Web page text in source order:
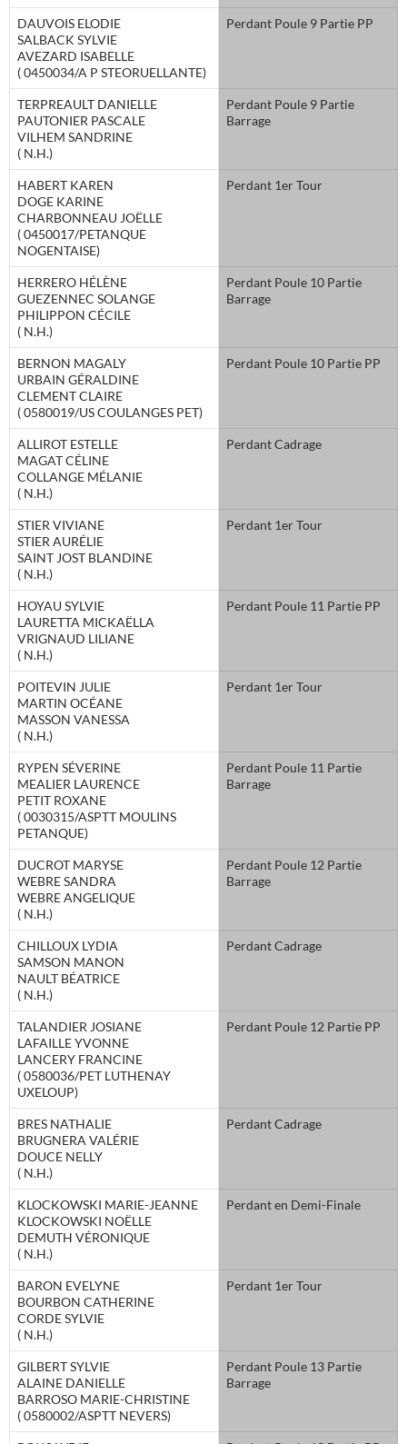
DAUVOIS ELODIE
SALBACK SYLVIE
AVEZARD ISABELLE
( 0450034/A P STEORUELLANTE)
Perdant Poule 9 Partie PP
TERPREAULT DANIELLE
PAUTONIER PASCALE
VILHEM SANDRINE
( N.H.)
Perdant Poule 9 Partie
Barrage
HABERT KAREN
DOGE KARINE
CHARBONNEAU JOËLLE
( 0450017/PETANQUE
NOGENTAISE)
Perdant 1er Tour
HERRERO HÉLÈNE
GUEZENNEC SOLANGE
PHILIPPON CÉCILE
( N.H.)
Perdant Poule 10 Partie
Barrage
BERNON MAGALY
URBAIN GÉRALDINE
CLEMENT CLAIRE
( 0580019/US COULANGES PET)
Perdant Poule 10 Partie PP
ALLIROT ESTELLE
MAGAT CÉLINE
COLLANGE MÉLANIE
( N.H.)
Perdant Cadrage
STIER VIVIANE
STIER AURÉLIE
SAINT JOST BLANDINE
( N.H.)
Perdant 1er Tour
HOYAU SYLVIE
LAURETTA MICKAËLLA
VRIGNAUD LILIANE
( N.H.)
Perdant Poule 11 Partie PP
POITEVIN JULIE
MARTIN OCÉANE
MASSON VANESSA
( N.H.)
Perdant 1er Tour
RYPEN SÉVERINE
MEALIER LAURENCE
PETIT ROXANE
( 0030315/ASPTT MOULINS
PETANQUE)
Perdant Poule 11 Partie
Barrage
DUCROT MARYSE
WEBRE SANDRA
WEBRE ANGELIQUE
( N.H.)
Perdant Poule 12 Partie
Barrage
CHILLOUX LYDIA
SAMSON MANON
NAULT BÉATRICE
( N.H.)
Perdant Cadrage
TALANDIER JOSIANE
LAFAILLE YVONNE
LANCERY FRANCINE
( 0580036/PET LUTHENAY
UXELOUP)
Perdant Poule 12 Partie PP
BRES NATHALIE
BRUGNERA VALÉRIE
DOUCE NELLY
( N.H.)
Perdant Cadrage
KLOCKOWSKI MARIE-JEANNE
KLOCKOWSKI NOËLLE
DEMUTH VÉRONIQUE
( N.H.)
Perdant en Demi-Finale
BARON EVELYNE
BOURBON CATHERINE
CORDE SYLVIE
( N.H.)
Perdant 1er Tour
GILBERT SYLVIE
ALAINE DANIELLE
BARROSO MARIE-CHRISTINE
( 0580002/ASPTT NEVERS)
Perdant Poule 13 Partie
Barrage